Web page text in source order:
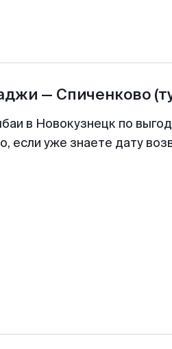
— Спиченково
в Новокузнецк по
если уже знаете дату